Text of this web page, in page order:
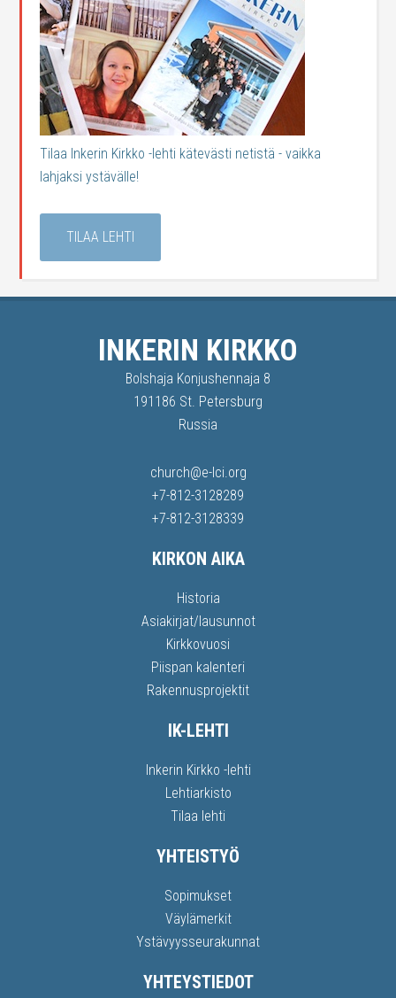
Tilaa Inkerin Kirkko -lehti kätevästi netistä - vaikka
lahjaksi ystävälle!
TILAA LEHTI
INKERIN KIRKKO
Bolshaja Konjushennaja 8
191186 St. Petersburg
Russia
church@e-lci.org
+7-812-3128289
+7-812-3128339
KIRKON AIKA
Historia
Asiakirjat/lausunnot
Kirkkovuosi
Piispan kalenteri
Rakennusprojektit
IK-LEHTI
Inkerin Kirkko -lehti
Lehtiarkisto
Tilaa lehti
YHTEISTYÖ
Sopimukset
Väylämerkit
Ystävyysseurakunnat
YHTEYSTIEDOT